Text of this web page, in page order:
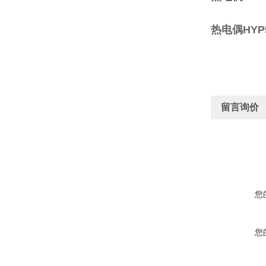
热电偶
留言询价
您
您